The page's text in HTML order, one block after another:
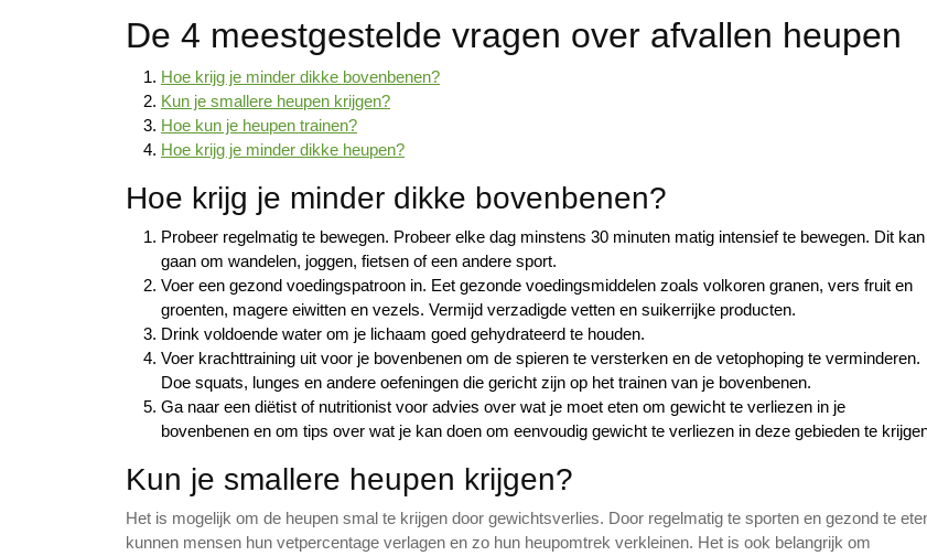
De 4 meestgestelde vragen over afvallen heupen
Hoe krijg je minder dikke bovenbenen?
Kun je smallere heupen krijgen?
Hoe kun je heupen trainen?
Hoe krijg je minder dikke heupen?
Hoe krijg je minder dikke bovenbenen?
Probeer regelmatig te bewegen. Probeer elke dag minstens 30 minuten matig intensief te bewegen. Dit kan
gaan om wandelen, joggen, fietsen of een andere sport.
Voer een gezond voedingspatroon in. Eet gezonde voedingsmiddelen zoals volkoren granen, vers fruit en
groenten, magere eiwitten en vezels. Vermijd verzadigde vetten en suikerrijke producten.
Drink voldoende water om je lichaam goed gehydrateerd te houden.
Voer krachttraining uit voor je bovenbenen om de spieren te versterken en de vetophoping te verminderen.
Doe squats, lunges en andere oefeningen die gericht zijn op het trainen van je bovenbenen.
Ga naar een diëtist of nutritionist voor advies over wat je moet eten om gewicht te verliezen in je
bovenbenen en om tips over wat je kan doen om eenvoudig gewicht te verliezen in deze gebieden te
Kun je smallere heupen krijgen?
Het is mogelijk om de heupen smal te krijgen door gewichtsverlies. Door regelmatig te sporten en gezond te
kunnen mensen hun vetpercentage verlagen en zo hun heupomtrek verkleinen. Het is ook belangrijk om